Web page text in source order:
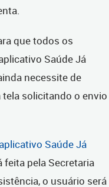
que todos os
Saúde Já
necessite de
solicitando o envio
aplicativo Saúde Já
feita pela Secretaria
o usuário será